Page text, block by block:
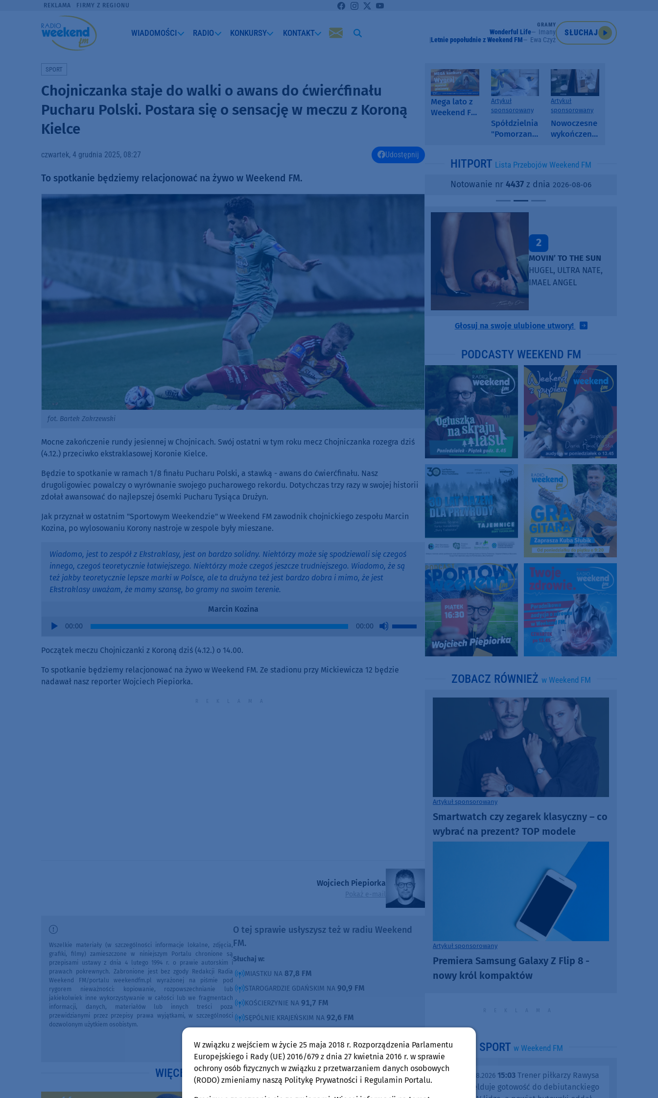
REKLAMA FIRMY Z REGIONU
WIADOMOŚCI RADIO KONKURSY KONTAKT
GRAMY
Wonderful Life
Imany
Letnie popołudnie z Weekend FM
Ewa Czyż
SŁUCHAJ
SPORT
Chojniczanka staje do walki o awans do ćwierćfinału
Pucharu Polski. Postara się o sensację w meczu z Koroną
Kielce
czwartek, 4 grudnia 2025, 08:27 Udostępnij
To spotkanie będziemy relacjonować na żywo w Weekend FM.
fot. Bartek Zakrzewski
Mocne zakończenie rundy jesiennej w Chojnicach. Swój ostatni w tym roku mecz Chojniczanka rozegra dziś
(4.12.) przeciwko ekstraklasowej Koronie Kielce.
Będzie to spotkanie w ramach 1/8 finału Pucharu Polski, a stawką - awans do ćwierćfinału. Nasz
drugoligowiec powalczy o wyrównanie swojego pucharowego rekordu. Dotychczas trzy razy w swojej historii
zdołał awansować do najlepszej ósemki Pucharu Tysiąca Drużyn.
Jak przyznał w ostatnim "Sportowym Weekendzie" w Weekend FM zawodnik chojnickiego zespołu Marcin
Kozina, po wylosowaniu Korony nastroje w zespole były mieszane.
Wiadomo, jest to zespół z Ekstraklasy, jest on bardzo solidny. Niektórzy może się spodziewali się czegoś
innego, czegoś teoretycznie łatwiejszego. Niektórzy może czegoś jeszcze trudniejszego. Wiadomo, że są
też jakby teoretycznie lepsze marki w Polsce, ale ta drużyna też jest bardzo dobra i mimo, że jest
Ekstraklasy uważam, że mamy szansę, bo gramy na swoim terenie.
Marcin Kozina
Audio
00:00 00:00
Use
to
Początek meczu Chojniczanki z Koroną dziś (4.12.) o 14.00.
To spotkanie będziemy relacjonować na żywo w Weekend FM. Ze stadionu przy Mickiewicza 12 będzie
nadawał nasz reporter Wojciech Piepiorka.
Wojciech Piepiorka
Pokaż e-mail
O tej sprawie usłyszysz też w radiu Weekend
FM.
Słuchaj w:
MIASTKU NA 87,8 FM
STAROGARDZIE GDAŃSKIM NA 90,9 FM
KOŚCIERZYNIE NA 91,7 FM
SĘPÓLNIE KRAJEŃSKIM NA 92,6 FM
BYTOWIE NA105,8 FM
Wszelkie materiały (w szczególności informacje lokalne, zdjęcia,
grafiki, filmy) zamieszczone w niniejszym Portalu chronione są
przepisami ustawy z dnia 4 lutego 1994 r. o prawie autorskim i
prawach pokrewnych. Zabronione jest bez zgody Redakcji Radia
Weekend FM/portalu weekendfm.pl wyrażonej na piśmie pod
rygorem nieważności: kopiowanie, rozpowszechnianie lub
jakiekolwiek inne wykorzystywanie w całości lub we fragmentach
informacji, danych, materiałów lub innych treści poza
przewidzianymi przez przepisy prawa wyjątkami, w szczególności
dozwolonym użytkiem osobistym.
WIĘCEJ WIADOMOŚCIw Weekend FM
Rozmowy w Weekend FMCzłuchów
Mega lato z
Weekend FM
Artykuł
sponsorowany
Spółdzielnia
"Pomorzanka"
informuje o
i ofertach
najmu
Artykuł
sponsorowany
Nowoczesne
wykończenia
SPC, WPC i
kamienny
HITPORT Lista Przebojów Weekend FM
Notowanie nr 4437 z dnia 2026-08-06
2
MOVIN’ TO THE SUN
HUGEL, ULTRA NATE,
IMAEL ANGEL
Głosuj na swoje ulubione utwory!
PODCASTY WEEKEND FM
ZOBACZ RÓWNIEŻ w Weekend FM
Artykuł sponsorowany
Smartwatch czy zegarek klasyczny – co
wybrać na prezent? TOP modele
Artykuł sponsorowany
Premiera Samsung Galaxy Z Flip 8 -
nowy król kompaktów
SPORT w Weekend FM
piątek, 07.08.2026 15:03 Trener piłkarzy Rawysa
Raciąż melduje gotowość do debiutanckiego
W związku z wejściem w życie 25 maja 2018 r. Rozporządzenia Parlamentu
Europejskiego i Rady (UE) 2016/679 z dnia 27 kwietnia 2016 r. w sprawie
ochrony osób fizycznych w związku z przetwarzaniem danych osobowych
(RODO) zmieniamy naszą Politykę Prywatności i Regulamin Portalu.